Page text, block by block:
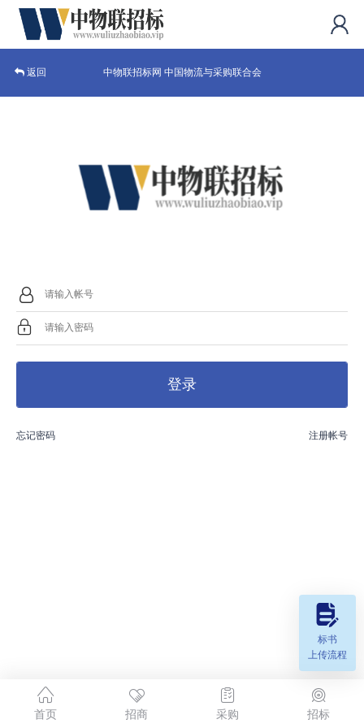
返回 中物联招标网 中国物流与采购联合会
标书
上传流程
登录
忘记密码 注册帐号
首页 招商 采购 招标